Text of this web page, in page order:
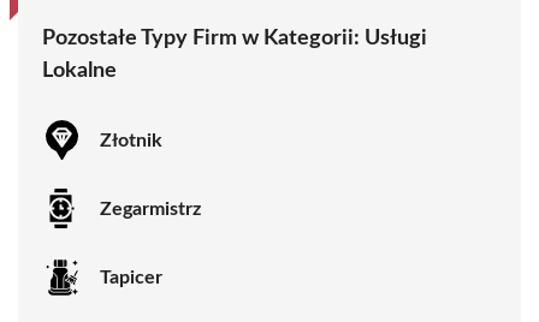
Pozostałe Typy Firm w Kategorii: Usługi
Lokalne
Złotnik
Zegarmistrz
Tapicer